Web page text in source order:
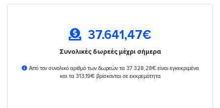
37.641,47€
Συνολικές δωρεές μέχρι σήμερα
Από τον συνολικό αριθμό των δωρεών τα 37.328,28€ είναι εγκεκριμένα
και τα 313,19€ βρίσκονται σε εκκρεμότητα